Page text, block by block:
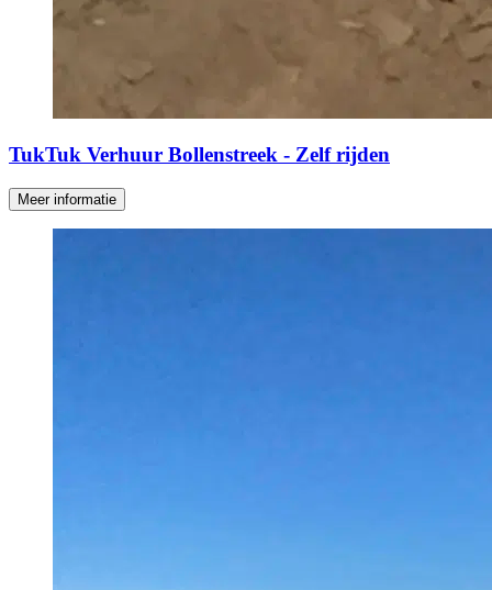
TukTuk Verhuur Bollenstreek - Zelf rijden
Meer informatie